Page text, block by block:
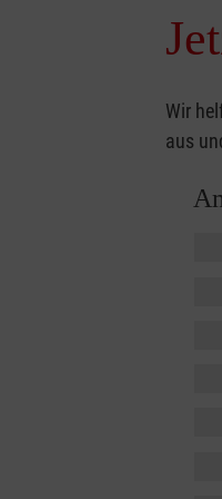
indem wir deine
Wochen und Monaten
Wir
aus